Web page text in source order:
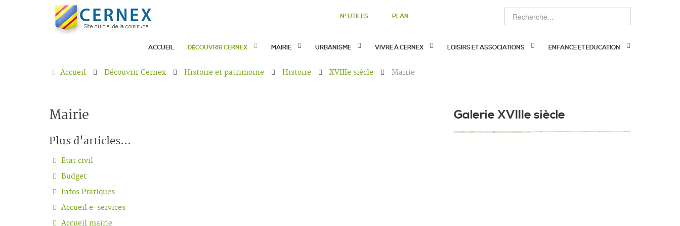
N° UTILES PLAN
ACCUEIL DÉCOUVRIR CERNEX MAIRIE URBANISME VIVRE À CERNEX LOISIRS ET ASSOCIATIONS ENFANCE ET EDUCATION
Accueil Découvrir Cernex Histoire et patrimoine Histoire XVIIIe siècle Mairie
Mairie
Plus d'articles...
Etat civil
Budget
Infos Pratiques
Accueil e-services
Accueil mairie
Galerie XVIIIe siècle